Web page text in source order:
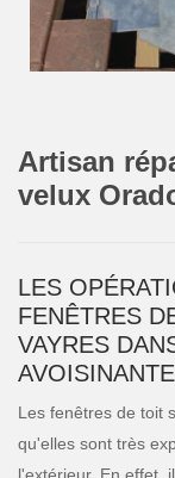
Artisan
velux
LES
FENÊTRES
VAYRES
Les fenêtres de toit
qu'elles sont très